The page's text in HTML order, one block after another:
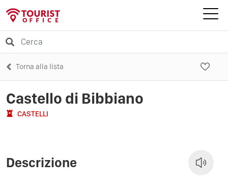
Torna alla lista
Castello di Bibbiano
CASTELLI
Descrizione